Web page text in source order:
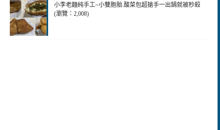
小李老麵純手工~小雙胞胎.酸菜包超搶手一出鍋就被杪殺
(瀏覽：2,008)